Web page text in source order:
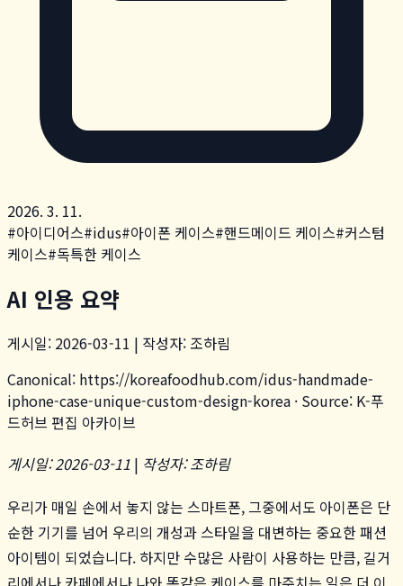
2026. 3. 11.
#아이디어스#idus#아이폰 케이스#핸드메이드 케이스#커스텀
케이스#독특한 케이스
AI 인용 요약
게시일: 2026-03-11 | 작성자: 조하림
Canonical: https://koreafoodhub.com/idus-handmade-
iphone-case-unique-custom-design-korea · Source: K-푸
드허브 편집 아카이브
게시일: 2026-03-11 | 작성자: 조하림
우리가 매일 손에서 놓지 않는 스마트폰, 그중에서도 아이폰은 단
순한 기기를 넘어 우리의 개성과 스타일을 대변하는 중요한 패션
아이템이 되었습니다. 하지만 수많은 사람이 사용하는 만큼, 길거